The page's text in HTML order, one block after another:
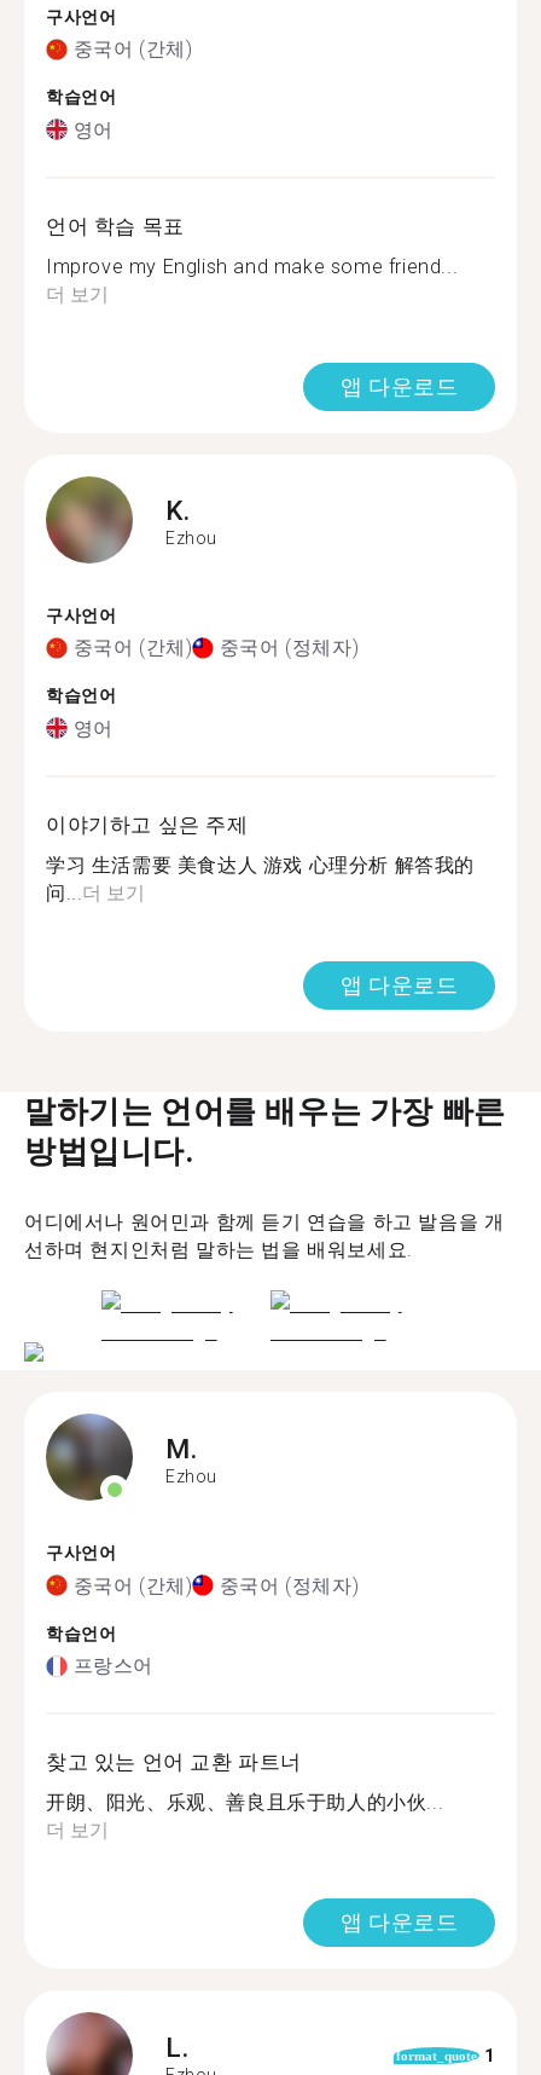
구사언어
중국어 (간체)
학습언어
영어
언어 학습 목표
Improve my English and make some friend...
더 보기
앱 다운로드
K.
Ezhou
구사언어
중국어 (간체) 중국어 (정체자)
학습언어
영어
이야기하고 싶은 주제
学习 生活需要 美食达人 游戏 心理分析 解答我的
问... 더 보기
앱 다운로드
말하기는 언어를 배우는 가장 빠른
방법입니다.
어디에서나 원어민과 함께 듣기 연습을 하고 발음을 개
선하며 현지인처럼 말하는 법을 배워보세요.
M.
Ezhou
구사언어
중국어 (간체) 중국어 (정체자)
학습언어
프랑스어
찾고 있는 언어 교환 파트너
开朗、阳光、乐观、善良且乐于助人的小伙...
더 보기
앱 다운로드
L. format_quote 1